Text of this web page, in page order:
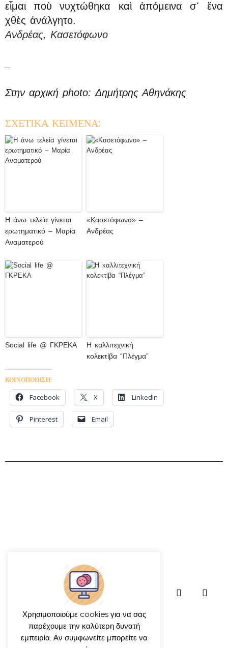
εἶμαι ποὺ νυχτώθηκα καὶ ἀπόμεινα σ᾿ ἕνα
χθὲς ἀνάλγητο.
Ανδρέας, Κασετόφωνο
Στην αρχική photo: Δημήτρης Αθηνάκης
ΣΧΕΤΙΚΑ ΚΕΙΜΕΝΑ:
Η άνω τελεία γίνεται
ερωτηματικό – Μαρία
Αναματερού
«Κασετόφωνο» –
Ανδρέας
Social life @ ΓΚΡΕΚΑ
Η καλλιτεχνική
κολεκτίβα “Πλέγμα”
ΚΟΙΝΟΠΟΙΗΣΗ:
Facebook X LinkedIn
Pinterest Email
Χρησιμοποιούμε cookies για να σας
παρέχουμε την καλύτερη δυνατή
εμπειρία. Αν συμφωνείτε μπορείτε να